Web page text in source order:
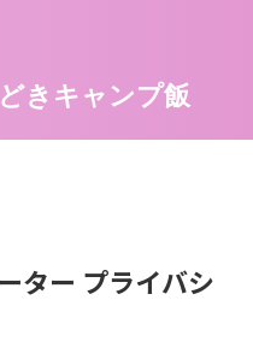
きキャンプ飯
ター プライバシ